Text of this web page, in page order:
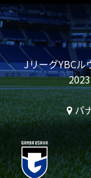
JリーグYBCル
パ